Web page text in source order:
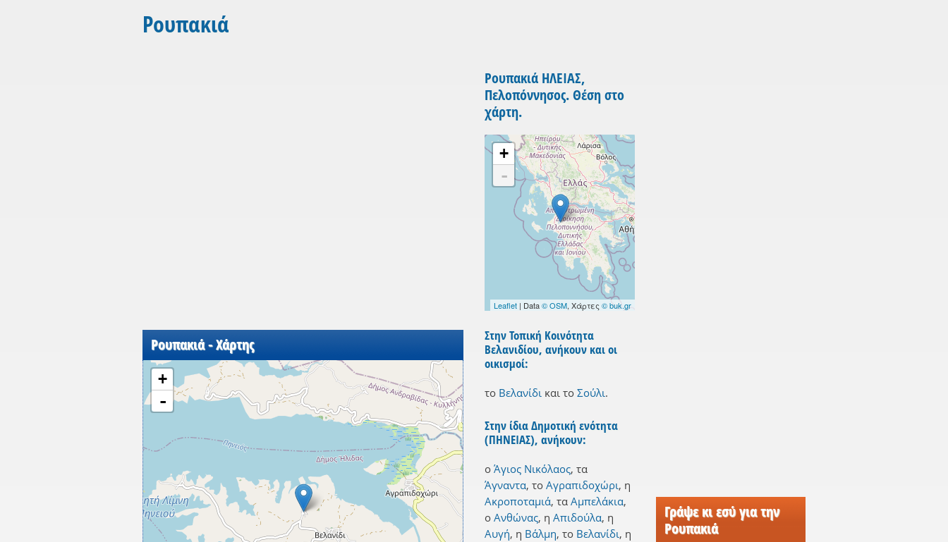
Ρουπακιά
Ρουπακιά - Χάρτης
+
-
Ρουπακιά ΗΛΕΙΑΣ,
Πελοπόννησος. Θέση στο
χάρτη.
+
-
Leaflet| Data© OSM, Χάρτες © buk.gr
Στην Τοπική Κοινότητα
Βελανιδίου, ανήκουν και οι
οικισμοί:
το Βελανίδι και το Σούλι.
Στην ίδια Δημοτική ενότητα
(ΠΗΝΕΙΑΣ), ανήκουν:
ο Άγιος Νικόλαος, τα
Άγναντα, το Αγραπιδοχώρι, η
Ακροποταμιά, τα Αμπελάκια,
ο Ανθώνας, η Απιδούλα, η
Αυγή, η Βάλμη, το Βελανίδι, η
Γράψε κι εσύ για την
Ρουπακιά